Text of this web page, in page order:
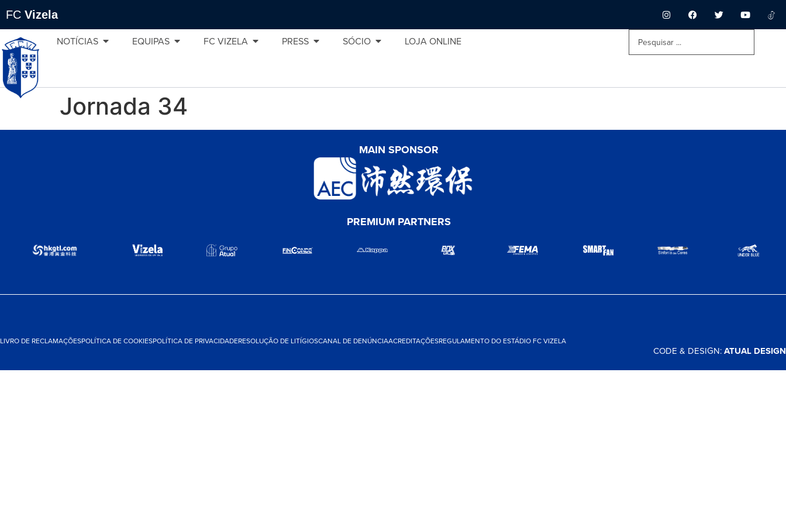
FC Vizela
NOTÍCIAS EQUIPAS FC VIZELA PRESS SÓCIO LOJA ONLINE
Jornada 34
MAIN SPONSOR
PREMIUM PARTNERS
LIVRO DE RECLAMAÇÕESPOLÍTICA DE COOKIESPOLÍTICA DE PRIVACIDADERESOLUÇÃO DE LITÍGIOSCANAL DE DENÚNCIAACREDITAÇÕESREGULAMENTO DO ESTÁDIO FC VIZELA
CODE & DESIGN:ATUAL DESIGN